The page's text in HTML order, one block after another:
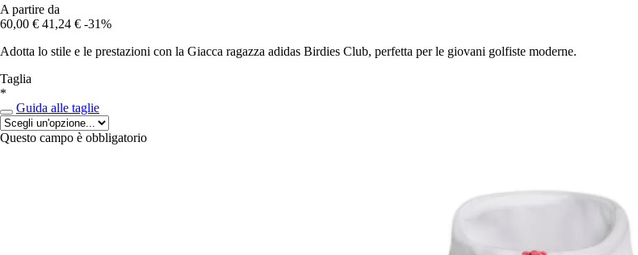
A partire da
60,00 € 41,24 € -31%
Adotta lo stile e le prestazioni con la Giacca ragazza adidas Birdies Club, perfetta per le giovani golfiste moderne.
Taglia
*
Guida alle taglie
Questo campo è obbligatorio